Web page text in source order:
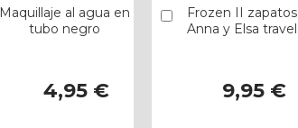
Maquillaje al agua en
tubo negro
4,95 €
Añadir
Frozen II zapatos
Anna y Elsa travel
9,95 €
Añadir